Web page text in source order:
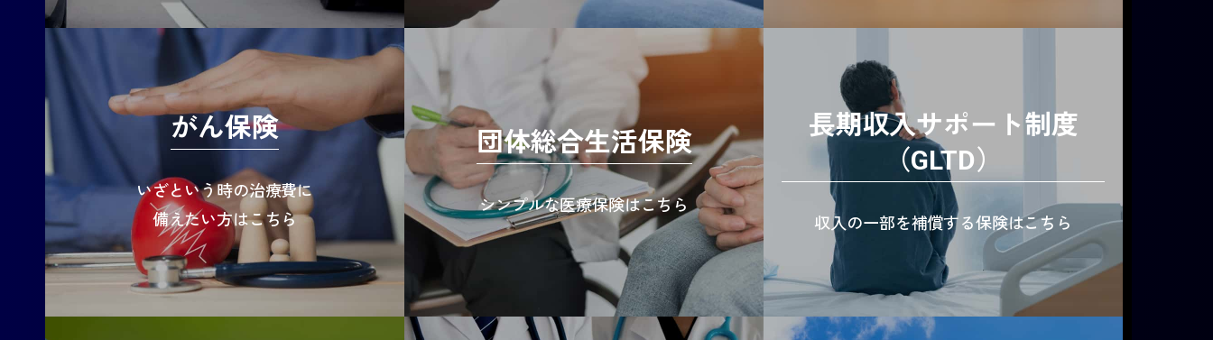
がん保険
いざという時の治療費に
備えたい方はこちら
団体総合生活保険
シンプルな医療保険はこちら
長期収入サポート制度
（GLTD）
収入の一部を補償する保険はこちら